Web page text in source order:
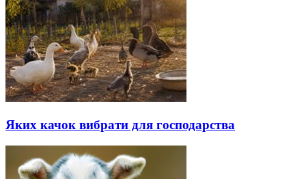
Яких качок вибрати для господарства